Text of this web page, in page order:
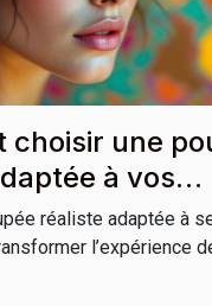
choisir une
à vos
réaliste adaptée à
l’expérience